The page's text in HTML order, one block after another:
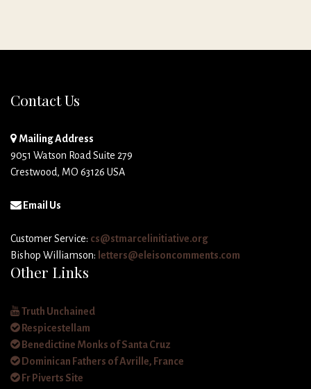
Contact Us
Mailing Address
9051 Watson Road Suite 279
Crestwood, MO 63126 USA
Email Us
Customer Service: cs@stmarcelinitiative.org
Bishop Williamson: letters@eleisoncomments.com
Other Links
Truth Unchained
Respicestellam
Benedictine Monks of Santa Cruz
Dominican Fathers of Avrille, France
Fr Piverts Site